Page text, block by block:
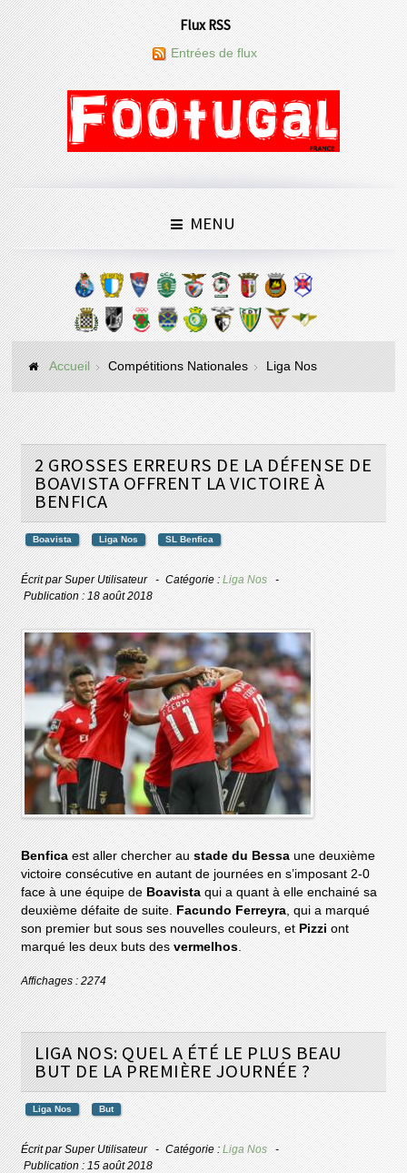
Flux RSS
Entrées de flux
MENU
Accueil Compétitions Nationales Liga Nos
2 GROSSES ERREURS DE LA DÉFENSE DE
BOAVISTA OFFRENT LA VICTOIRE À
BENFICA
Boavista Liga Nos SL Benfica
Écrit parSuper Utilisateur Catégorie :Liga Nos
Publication : 18 août 2018
Benficaest aller chercher austade du Bessa une deuxième
victoire consécutive en autant de journées en s’imposant 2-0
face à une équipe de Boavistaqui a quant à elle enchainé sa
deuxième défaite de suite. Facundo Ferreyra, qui a marqué
son premier but sous ses nouvelles couleurs, et Pizziont
marqué les deux buts desvermelhos.
Affichages : 2274
LIGA NOS: QUEL A ÉTÉ LE PLUS BEAU
BUT DE LA PREMIÈRE JOURNÉE ?
Liga Nos But
Écrit parSuper Utilisateur Catégorie :Liga Nos
Publication : 15 août 2018